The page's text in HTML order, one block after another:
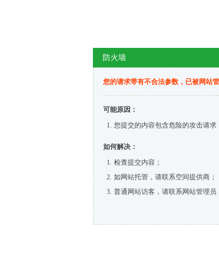
防火墙
您的请求带有不合法参数，已被网站
可能原因：
您提交的内容包含危险的攻击请求
如何解决：
检查提交内容；
如网站托管，请联系空间提供商；
普通网站访客，请联系网站管理员